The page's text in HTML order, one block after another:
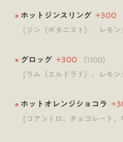
● ホットジンスリング +300
[ジン（ボタニスト）、レモ
● グロッグ +300 （1100）
[ラム（エルドラド）、レモ
● ホットオレンジショコラ +
[コアントロ、チョコレート